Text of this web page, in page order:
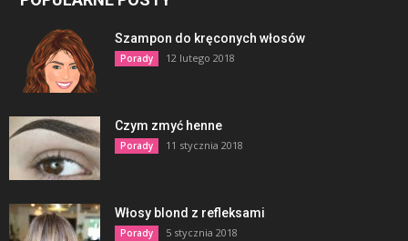
Szampon do kręconych włosów
Porady 12 lutego 2018
Czym zmyć henne
Porady 11 stycznia 2018
Włosy blond z refleksami
Porady 5 stycznia 2018